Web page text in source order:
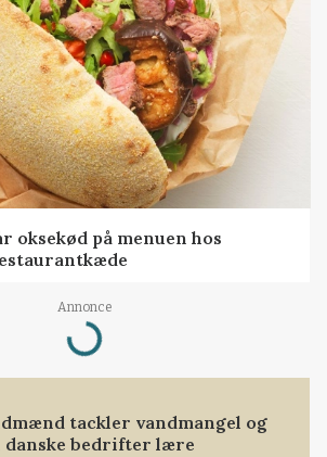
oksekød på menuen hos
Annonce
Loading...
tackler vandmangel og
danske bedrifter lære